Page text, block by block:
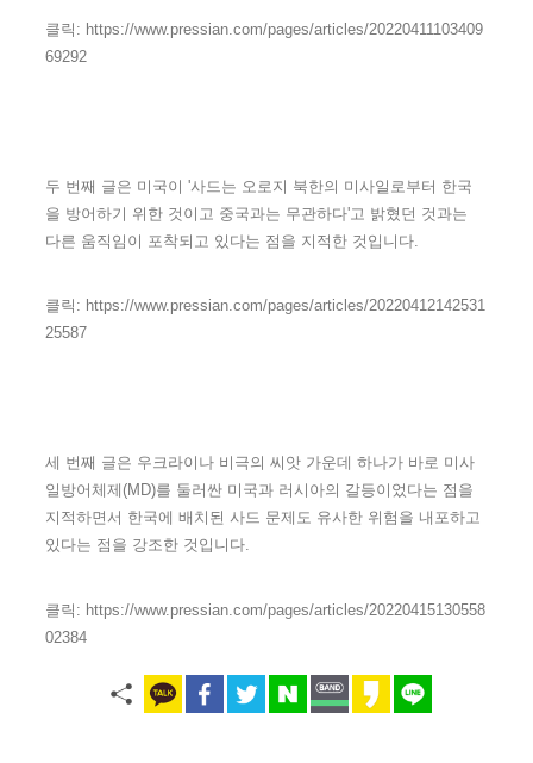
클릭: https://www.pressian.com/pages/articles/20220411103409
69292
두 번째 글은 미국이 '사드는 오로지 북한의 미사일로부터 한국
을 방어하기 위한 것이고 중국과는 무관하다'고 밝혔던 것과는
다른 움직임이 포착되고 있다는 점을 지적한 것입니다.
클릭: https://www.pressian.com/pages/articles/20220412142531
25587
세 번째 글은 우크라이나 비극의 씨앗 가운데 하나가 바로 미사
일방어체제(MD)를 둘러싼 미국과 러시아의 갈등이었다는 점을
지적하면서 한국에 배치된 사드 문제도 유사한 위험을 내포하고
있다는 점을 강조한 것입니다.
클릭: https://www.pressian.com/pages/articles/20220415130558
02384